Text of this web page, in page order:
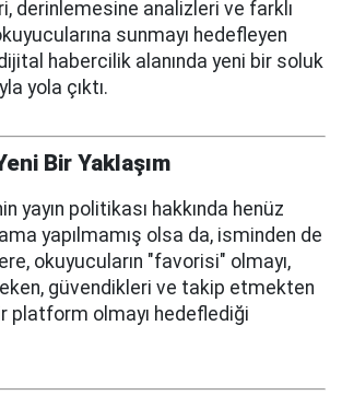
derinlemesine analizleri ve farklı
sunmayı hedefleyen
habercilik alanında yeni bir soluk
yola çıktı.
Bir Yaklaşım
yayın politikası hakkında henüz
yapılmamış olsa da, isminden de
okuyucuların "favorisi" olmayı,
güvendikleri ve takip etmekten
platform olmayı hedeflediği